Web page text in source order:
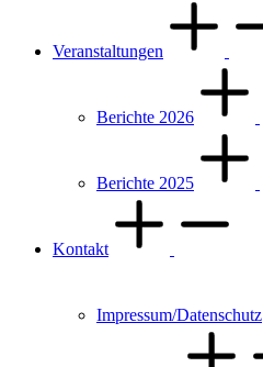
Veranstaltungen
Berichte 2026
Berichte 2025
Kontakt
Impressum/Datenschutz